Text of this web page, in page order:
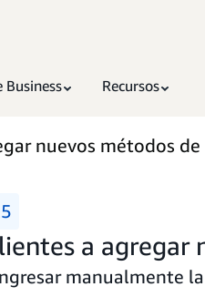
Business Recursos
nuevos métodos de
a agregar
manualmente